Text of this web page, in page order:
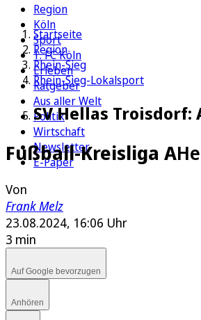
Region
Köln
Sport
1. FC Köln
Erleben
Ratgeber
Aus aller Welt
Politik
Wirtschaft
Newsletter
E-Paper
Startseite
Region
Rhein-Sieg
Rhein-Sieg-Lokalsport
SV Hellas
Fußball-Kreisliga A
Von
Frank Melz
23.08.2024, 16:06 Uhr
3 min
Auf Google bevorzugen
Anhören